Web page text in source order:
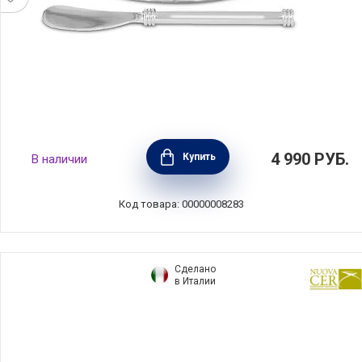
Икорница c ножом 14х14х7см,
нержавеющая сталь + стекло, Regent, RE-
15937.5N
В наличии Купить 4 990 РУБ.
Код товара: 00000008283
Сделано
в Италии